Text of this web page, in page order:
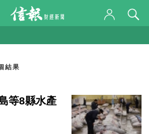
結果
等8縣水產